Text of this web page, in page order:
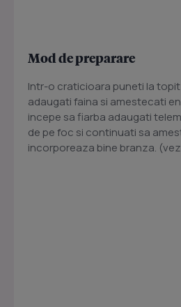
Mod de preparare
Intr-o craticioara puneti la topit
adaugati faina si amestecati
incepe sa fiarba adaugati
de pe foc si continuati sa
incorporeaza bine branza.